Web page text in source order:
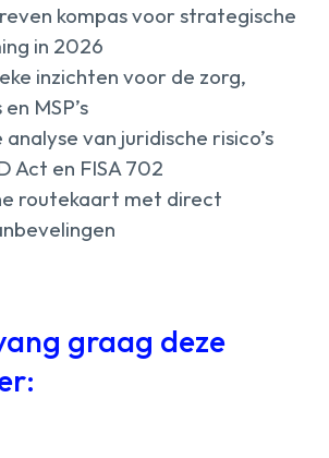
kompas voor strategische
in 2026
inzichten voor de zorg,
MSP’s
van juridische risico’s
Act en FISA 702
routekaart met direct
graag deze